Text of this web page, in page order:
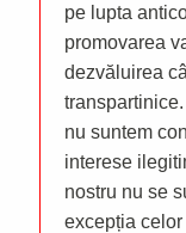
pe lupta
promovarea
dezvăluirea
nu suntem
interese
nostru nu se
excepția